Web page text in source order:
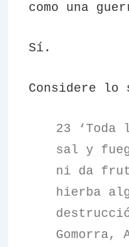
como una
Sí.
Considere lo
23
sal y
ni da
hierba
Gomorra,